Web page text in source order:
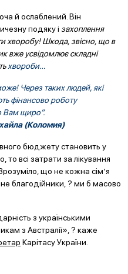
й ослаблений. Він
подяку і захоплення
хворобу! Шкода, звісно, що в
вже усвідомлює складні
хвороби…
Через таких людей, які
фінансово роботу
Вам щиро”.
(Коломия)
бюджету становить у
то всі затрати за лікування
що не кожна сім’я
благодійники, ? ми б масово
з українськими
з Австралії», ? каже
Карітасу України.